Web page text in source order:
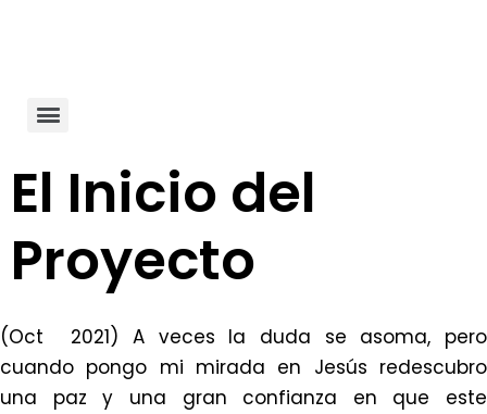
El Inicio del
Proyecto
(Oct 2021) A veces la duda se asoma, pero
cuando pongo mi mirada en Jesús redescubro
una paz y una gran confianza en que este